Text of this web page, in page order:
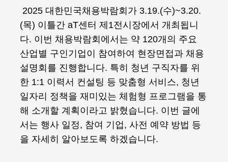
2025 대한민국채용박람회가 3.19.(수)~3.20.
(목) 이틀간 aT센터 제1전시장에서 개최됩니
다. 이번 채용박람회에서는 약 120개의 주요
산업별 구인기업이 참여하여 현장면접과 채용
설명회를 진행합니다. 특히 청년 구직자를 위
한 1:1 이력서 컨설팅 등 맞춤형 서비스, 청년
일자리 정책을 재미있는 체험형 프로그램을 통
해 소개할 계획이라고 밝혔습니다. 이번 글에
서는 행사 일정, 참여 기업, 사전 예약 방법 등
을 자세히 알아보도록 하겠습니다.